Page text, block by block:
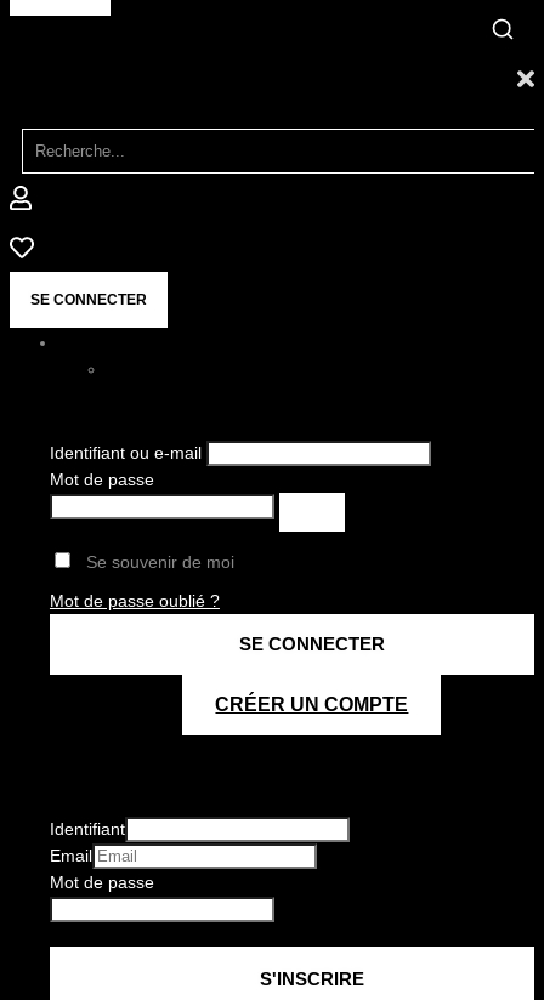
SE CONNECTER
Identifiant ou e-mail
Mot de passe
Se souvenir de moi
Mot de passe oublié ?
CRÉER UN COMPTE
Identifiant
Email
Mot de passe